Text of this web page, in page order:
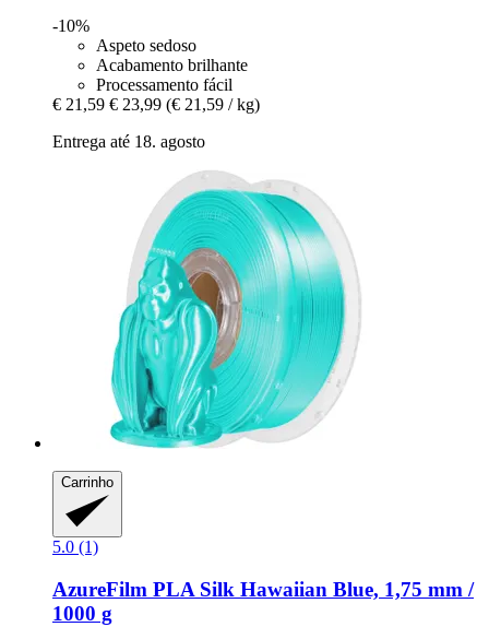
-10%
Aspeto sedoso
Acabamento brilhante
Processamento fácil
€ 21,59 € 23,99 (€ 21,59 / kg)
Entrega até 18. agosto
Carrinho
5.0 (1)
AzureFilm PLA Silk Hawaiian Blue, 1,75 mm /
1000 g